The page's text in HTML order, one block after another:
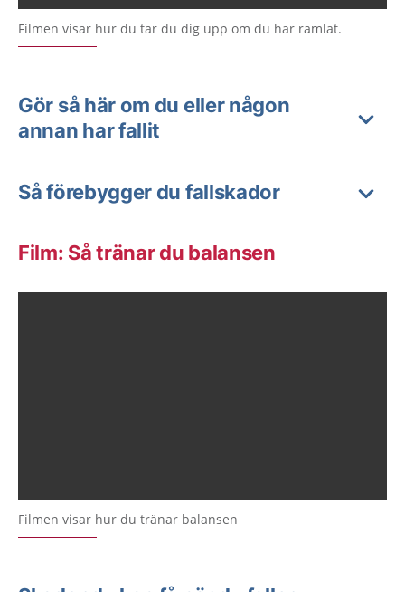
Filmen visar hur du tar du dig upp om du har ramlat.
Gör så här om du eller någon
annan har fallit
Så förebygger du fallskador
Film: Så tränar du balansen
Filmen visar hur du tränar balansen